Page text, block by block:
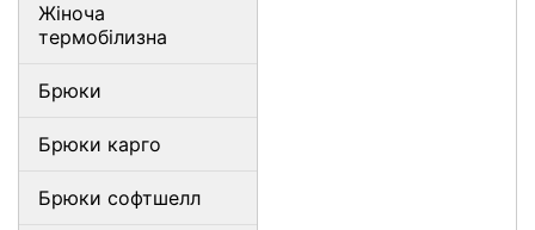
Жіноча
термобілизна
Брюки
Брюки карго
Брюки софтшелл